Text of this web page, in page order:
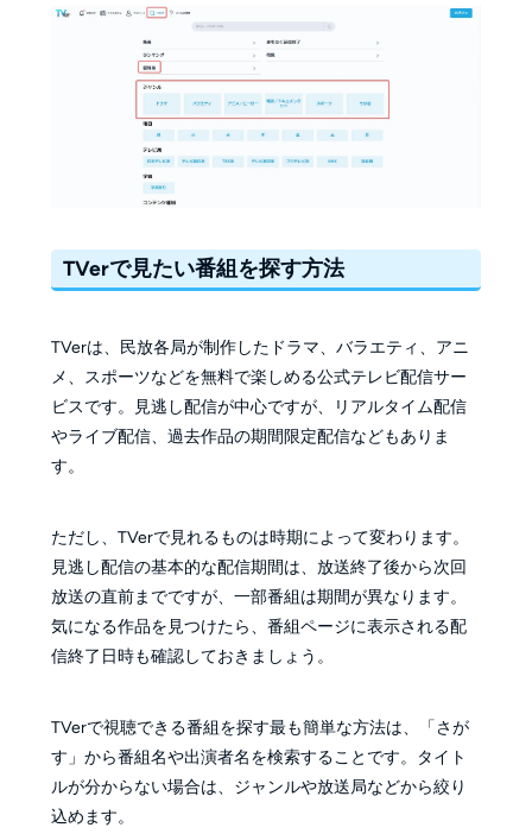
TVerで見たい番組を探す方法
TVerは、民放各局が制作したドラマ、バラエティ、アニ
メ、スポーツなどを無料で楽しめる公式テレビ配信サー
ビスです。見逃し配信が中心ですが、リアルタイム配信
やライブ配信、過去作品の期間限定配信などもありま
す。
ただし、TVerで見れるものは時期によって変わります。
見逃し配信の基本的な配信期間は、放送終了後から次回
放送の直前までですが、一部番組は期間が異なります。
気になる作品を見つけたら、番組ページに表示される配
信終了日時も確認しておきましょう。
TVerで視聴できる番組を探す最も簡単な方法は、「さが
す」から番組名や出演者名を検索することです。タイト
ルが分からない場合は、ジャンルや放送局などから絞り
込めます。